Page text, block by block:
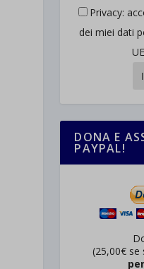
Privacy:
dei miei dati
DONA E
PAYPAL!
(25,00€ se